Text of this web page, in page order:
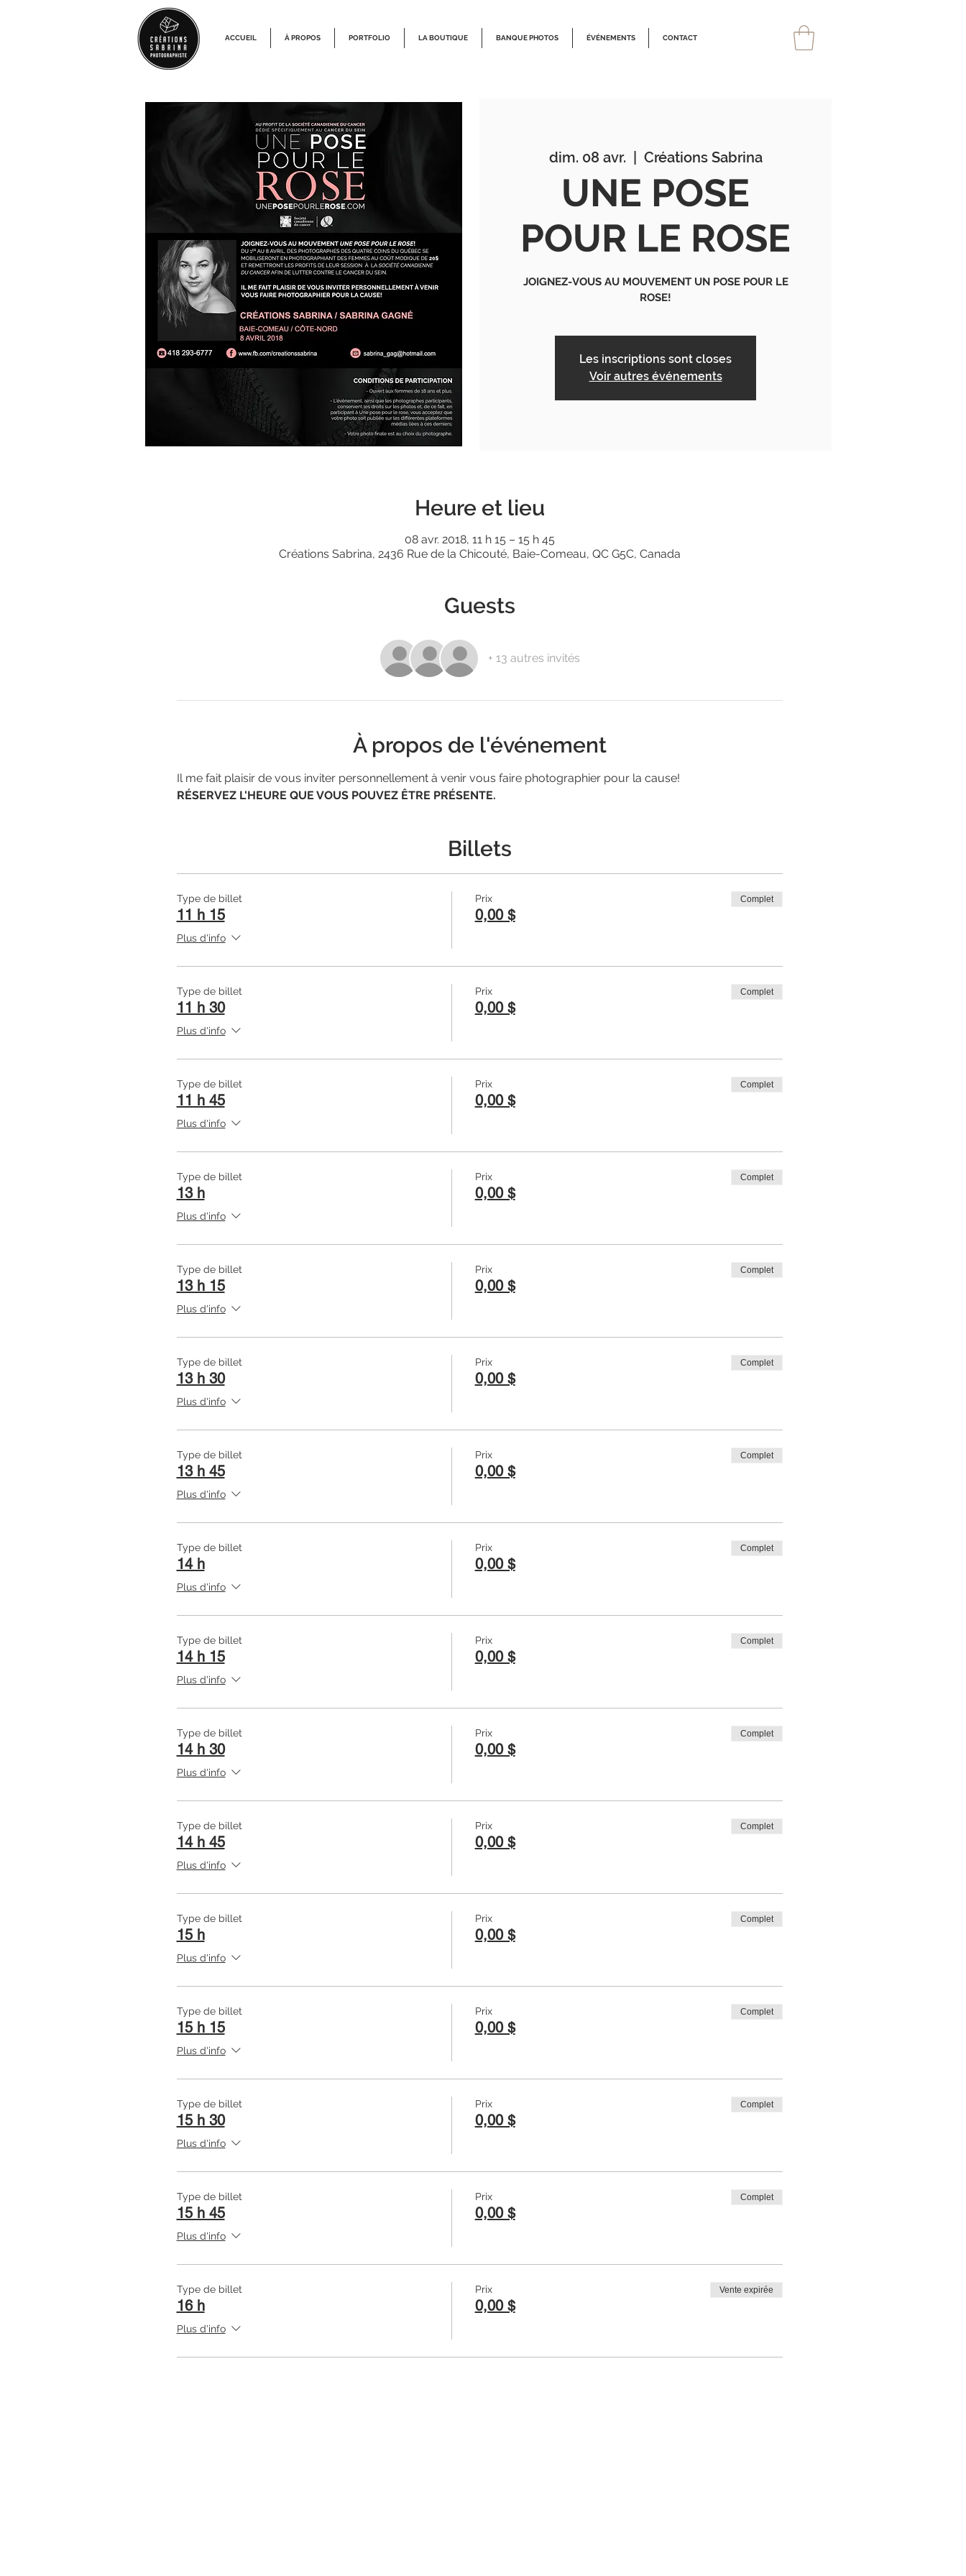
ACCUEIL À PROPOS PORTFOLIO LA BOUTIQUE BANQUE PHOTOS ÉVÉNEMENTS CONTACT
dim. 08 avr. Créations Sabrina
UNE POSE
POUR LE ROSE
JOIGNEZ-VOUS AU MOUVEMENT UN POSE POUR LE
ROSE!
Les inscriptions sont closes
Voir autres événements
Heure et lieu
08 avr. 2018, 11 h 15 – 15 h 45
Créations Sabrina, 2436 Rue de la Chicouté, Baie-Comeau, QC G5C, Canada
Guests
+ 13 autres invités
À propos de l'événement
Il me fait plaisir de vous inviter personnellement à venir vous faire photographier pour la cause!
RÉSERVEZ L'HEURE QUE VOUS POUVEZ ÊTRE PRÉSENTE.
Billets
Type de billet
11 h 15
Plus d'info
Prix
0,00 $
Complet
Type de billet
11 h 30
Plus d'info
Prix
0,00 $
Complet
Type de billet
11 h 45
Plus d'info
Prix
0,00 $
Complet
Type de billet
13 h
Plus d'info
Prix
0,00 $
Complet
Type de billet
13 h 15
Plus d'info
Prix
0,00 $
Complet
Type de billet
13 h 30
Plus d'info
Prix
0,00 $
Complet
Type de billet
13 h 45
Plus d'info
Prix
0,00 $
Complet
Type de billet
14 h
Plus d'info
Prix
0,00 $
Complet
Type de billet
14 h 15
Plus d'info
Prix
0,00 $
Complet
Type de billet
14 h 30
Plus d'info
Prix
0,00 $
Complet
Type de billet
14 h 45
Plus d'info
Prix
0,00 $
Complet
Type de billet
15 h
Plus d'info
Prix
0,00 $
Complet
Type de billet
15 h 15
Plus d'info
Prix
0,00 $
Complet
Type de billet
15 h 30
Plus d'info
Prix
0,00 $
Complet
Type de billet
15 h 45
Plus d'info
Prix
0,00 $
Complet
Type de billet
16 h
Plus d'info
Prix
0,00 $
Vente expirée